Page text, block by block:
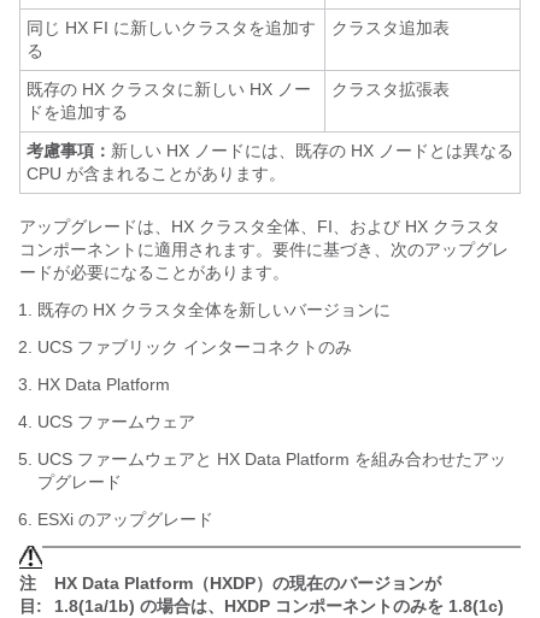
同じ HX FI に新しいクラスタを追加す
る
クラスタ追加表
既存の HX クラスタに新しい HX ノー
ドを追加する
クラスタ拡張表
考慮事項： 新しい HX ノードには、既存の HX ノードとは異なる
CPU が含まれることがあります。
アップグレードは、HX クラスタ全体、FI、および HX クラスタ
コンポーネントに適用されます。要件に基づき、次のアップグレ
ードが必要になることがあります。
既存の HX クラスタ全体を新しいバージョンに
UCS ファブリック インターコネクトのみ
HX Data Platform
UCS ファームウェア
UCS ファームウェアと HX Data Platform を組み合わせたアッ
プグレード
ESXi のアップグレード
注
目:
HX Data Platform（HXDP）の現在のバージョンが
1.8(1a/1b) の場合は、HXDP コンポーネントのみを 1.8(1c)